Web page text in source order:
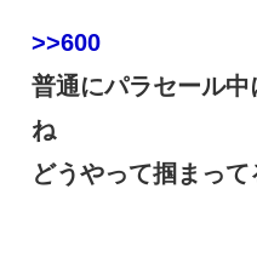
>>600
普通にパラセール
ね
どうやって掴まっ